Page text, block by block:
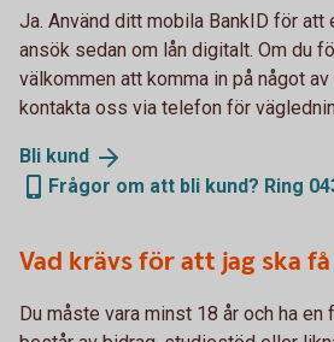
Ja. Använd ditt mobila BankID för att
ansök sedan om lån digitalt. Om du
välkommen att komma in på något
kontakta oss via telefon för
Bli kund
Frågor om att bli kund? Ring
Vad krävs för att jag ska
Du måste vara minst 18 år och ha